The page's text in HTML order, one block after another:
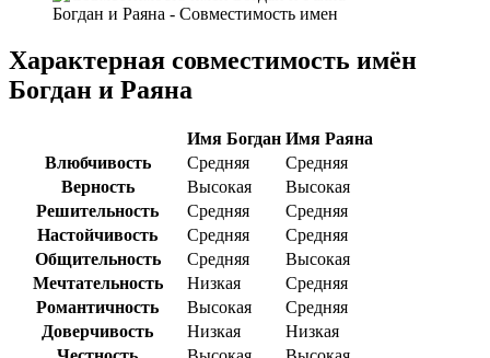
Богдан и Раяна - Совместимость имен
Характерная совместимость имён
Богдан и Раяна
Имя Богдан Имя Раяна
Влюбчивость
Средняя
Средняя
Верность
Высокая
Высокая
Решительность
Средняя
Средняя
Настойчивость
Средняя
Средняя
Общительность
Средняя
Высокая
Мечтательность
Низкая
Средняя
Романтичность
Высокая
Средняя
Доверчивость
Низкая
Низкая